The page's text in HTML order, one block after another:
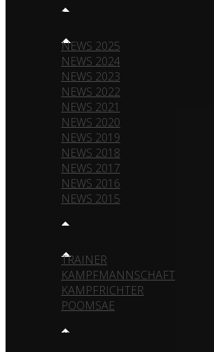
NEWS
NEWS 2025
NEWS 2024
NEWS 2023
NEWS 2022
NEWS 2021
NEWS 2020
NEWS 2019
NEWS 2018
NEWS 2017
NEWS 2016
NEWS 2015
TEAM
TRAINER
KAMPFMANNSCHAFT
KAMPFRICHTER
POOMSAE
TRAINING